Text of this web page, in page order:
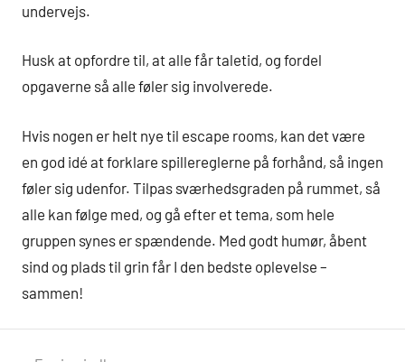
undervejs.
Husk at opfordre til, at alle får taletid, og fordel
opgaverne så alle føler sig involverede.
Hvis nogen er helt nye til escape rooms, kan det være
en god idé at forklare spillereglerne på forhånd, så ingen
føler sig udenfor. Tilpas sværhedsgraden på rummet, så
alle kan følge med, og gå efter et tema, som hele
gruppen synes er spændende. Med godt humør, åbent
sind og plads til grin får I den bedste oplevelse –
sammen!